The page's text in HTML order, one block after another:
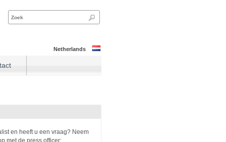
Netherlands
en heeft u een vraag? Neem
met de press officer: